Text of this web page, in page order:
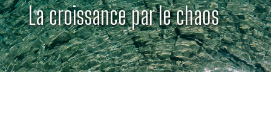
La croissance par le chaos